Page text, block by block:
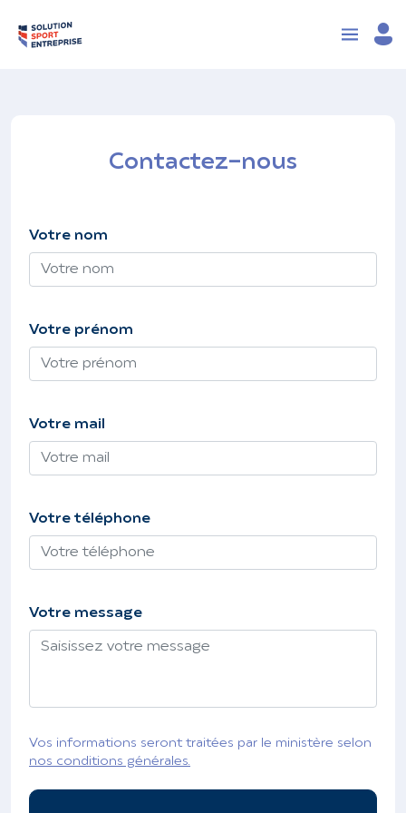
Contactez-nous
Votre nom
Votre prénom
Votre mail
Votre téléphone
Votre message
Vos informations seront traitées par le ministère selon
nos conditions générales.